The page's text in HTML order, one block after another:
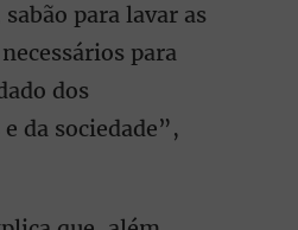
para lavar as
para
dos
da sociedade”,